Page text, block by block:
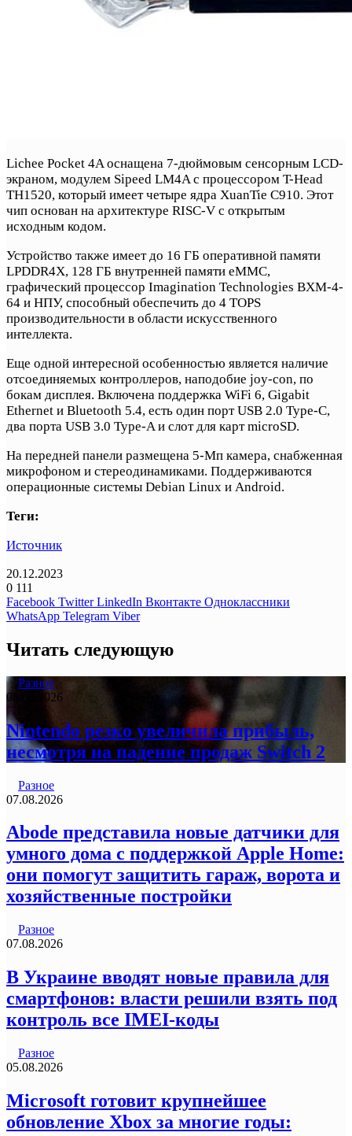
Lichee Pocket 4A оснащена 7-дюймовым сенсорным LCD-
экраном, модулем Sipeed LM4A с процессором T-Head
TH1520, который имеет четыре ядра XuanTie C910. Этот
чип основан на архитектуре RISC-V с открытым
исходным кодом.
Устройство также имеет до 16 ГБ оперативной памяти
LPDDR4X, 128 ГБ внутренней памяти eMMC,
графический процессор Imagination Technologies BXM-4-
64 и НПУ, способный обеспечить до 4 TOPS
производительности в области искусственного
интеллекта.
Еще одной интересной особенностью является наличие
отсоединяемых контроллеров, наподобие joy-con, по
бокам дисплея. Включена поддержка WiFi 6, Gigabit
Ethernet и Bluetooth 5.4, есть один порт USB 2.0 Type-C,
два порта USB 3.0 Type-A и слот для карт microSD.
На передней панели размещена 5-Мп камера, снабженная
микрофоном и стереодинамиками. Поддерживаются
операционные системы Debian Linux и Android.
Теги:
Источник
20.12.2023
0 111
Facebook Twitter LinkedIn Вконтакте Одноклассники
WhatsApp Telegram Viber
Читать следующую
Разное
08.08.2026
Nintendo резко увеличила прибыль,
несмотря на падение продаж Switch 2
Разное
07.08.2026
Abode представила новые датчики для
умного дома с поддержкой Apple Home:
они помогут защитить гараж, ворота и
хозяйственные постройки
Разное
07.08.2026
В Украине вводят новые правила для
смартфонов: власти решили взять под
контроль все IMEI-коды
Разное
05.08.2026
Microsoft готовит крупнейшее
обновление Xbox за многие годы: